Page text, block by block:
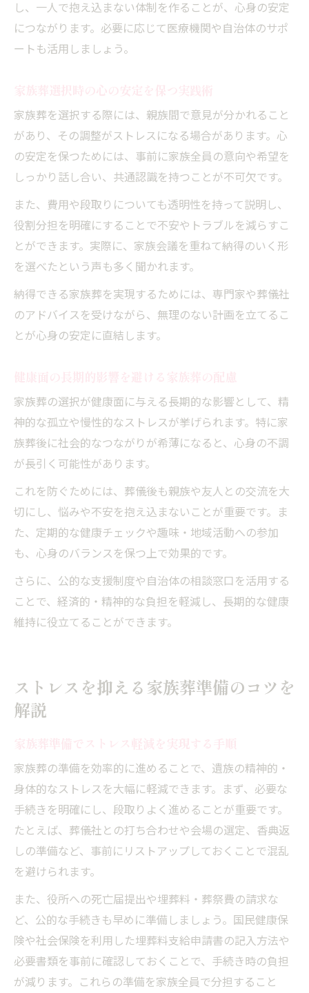
し、一人で抱え込まない体制を作ることが、心身の安定
につながります。必要に応じて医療機関や自治体のサポ
ートも活用しましょう。
家族葬を選択する際には、親族間で意見が分かれること
があり、その調整がストレスになる場合があります。心
の安定を保つためには、事前に家族全員の意向や希望を
しっかり話し合い、共通認識を持つことが不可欠です。
また、費用や段取りについても透明性を持って説明し、
役割分担を明確にすることで不安やトラブルを減らすこ
とができます。実際に、家族会議を重ねて納得のいく形
を選べたという声も多く聞かれます。
納得できる家族葬を実現するためには、専門家や葬儀社
のアドバイスを受けながら、無理のない計画を立てるこ
とが心身の安定に直結します。
家族葬の選択が健康面に与える長期的な影響として、精
神的な孤立や慢性的なストレスが挙げられます。特に家
族葬後に社会的なつながりが希薄になると、心身の不調
が長引く可能性があります。
これを防ぐためには、葬儀後も親族や友人との交流を大
切にし、悩みや不安を抱え込まないことが重要です。ま
た、定期的な健康チェックや趣味・地域活動への参加
も、心身のバランスを保つ上で効果的です。
さらに、公的な支援制度や自治体の相談窓口を活用する
ことで、経済的・精神的な負担を軽減し、長期的な健康
維持に役立てることができます。
ストレスを抑える家族葬準備のコツを
解説
家族葬の準備を効率的に進めることで、遺族の精神的・
身体的なストレスを大幅に軽減できます。まず、必要な
手続きを明確にし、段取りよく進めることが重要です。
たとえば、葬儀社との打ち合わせや会場の選定、香典返
しの準備など、事前にリストアップしておくことで混乱
を避けられます。
また、役所への死亡届提出や埋葬料・葬祭費の請求な
ど、公的な手続きも早めに準備しましょう。国民健康保
険や社会保険を利用した埋葬料支給申請書の記入方法や
必要書類を事前に確認しておくことで、手続き時の負担
が減ります。これらの準備を家族全員で分担すること